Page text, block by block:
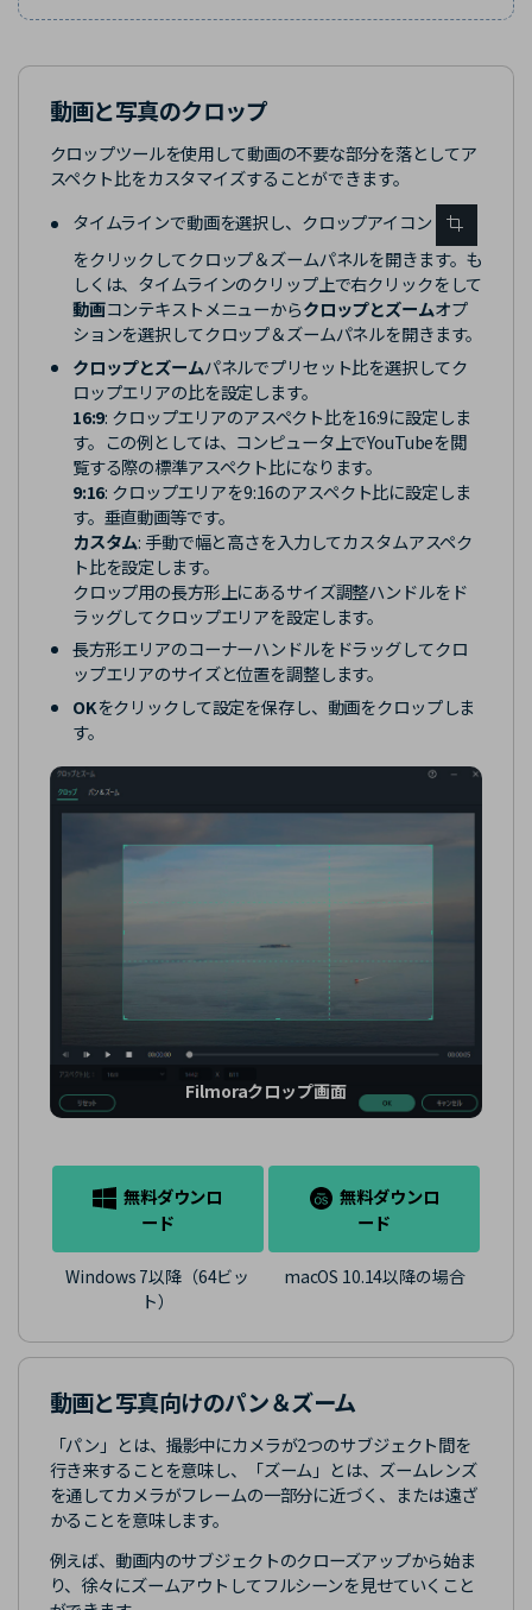
動画と写真のクロップ
クロップツールを使用して動画の不要な部分を落としてア
スペクト比をカスタマイズすることができます。
タイムラインで動画を選択し、クロップアイコン
をクリックしてクロップ＆ズームパネルを開きます。も
しくは、タイムラインのクリップ上で右クリックをして
動画コンテキストメニューからクロップとズームオプ
ションを選択してクロップ＆ズームパネルを開きます。
クロップとズームパネルでプリセット比を選択してク
ロップエリアの比を設定します。
16:9: クロップエリアのアスペクト比を16:9に設定しま
す。この例としては、コンピュータ上でYouTubeを閲
覧する際の標準アスペクト比になります。
9:16: クロップエリアを9:16のアスペクト比に設定しま
す。垂直動画等です。
カスタム: 手動で幅と高さを入力してカスタムアスペク
ト比を設定します。
クロップ用の長方形上にあるサイズ調整ハンドルをド
ラッグしてクロップエリアを設定します。
長方形エリアのコーナーハンドルをドラッグしてクロ
ップエリアのサイズと位置を調整します。
OKをクリックして設定を保存し、動画をクロップしま
す。
Filmoraクロップ画面
無料ダウンロ
ード
Windows 7以降（64ビッ
ト）
無料ダウンロ
ード
macOS 10.14以降の場合
動画と写真向けのパン＆ズーム
「パン」とは、撮影中にカメラが2つのサブジェクト間を
行き来することを意味し、「ズーム」とは、ズームレンズ
を通してカメラがフレームの一部分に近づく、または遠ざ
かることを意味します。
例えば、動画内のサブジェクトのクローズアップから始ま
り、徐々にズームアウトしてフルシーンを見せていくこと